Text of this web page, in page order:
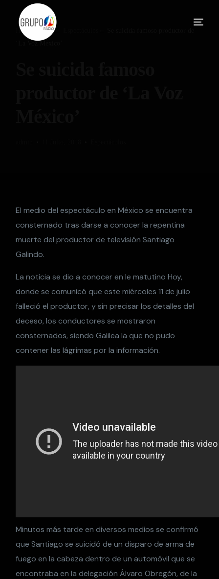
Home Blog
‘La Voz México’
El medio del espectáculo en México se encuentra
consternado tras darse a conocer la repentina
muerte del productor de televisión Santiago
Galindo.
La noticia se dio a conocer en le matutino Hoy,
donde se comunicó que este miércoles 11 de julio
falleció el productor, y sin precisar los detalles del
deceso, los conductores se mostraron
consternados, siendo Galilea la que no pudo
contener las lágrimas por la información.
Minutos más tarde en diversos medios se confirmó
que Santiago se suicidó de un disparo de arma de
fuego en la cabeza dentro de un automóvil que se
encontraba en la delegación Álvaro Obregón, de la